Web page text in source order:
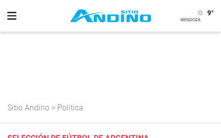
9°
Sitio Andino > Política